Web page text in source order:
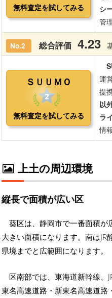
上土の周辺環境
縦長で面積が広い区
葵区は、静岡市で一番面積が
大きい面積になります。南は
県境までと広範囲になります。
区南部では、東海道新幹線、
東名高速道路・新東名高速道路